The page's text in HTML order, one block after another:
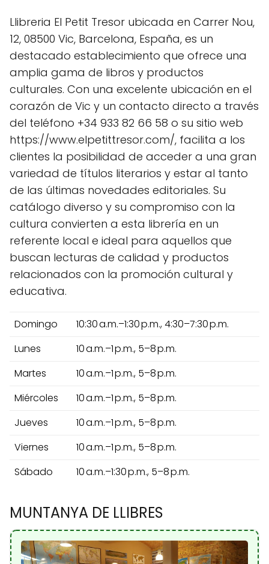
Llibreria El Petit Tresor ubicada en Carrer Nou,
12, 08500 Vic, Barcelona, España, es un
destacado establecimiento que ofrece una
amplia gama de libros y productos
culturales. Con una excelente ubicación en el
corazón de Vic y un contacto directo a través
del teléfono +34 933 82 66 58 o su sitio web
https://www.elpetittresor.com/, facilita a los
clientes la posibilidad de acceder a una gran
variedad de títulos literarios y estar al tanto
de las últimas novedades editoriales. Su
catálogo diverso y su compromiso con la
cultura convierten a esta librería en un
referente local e ideal para aquellos que
buscan lecturas de calidad y productos
relacionados con la promoción cultural y
educativa.
Domingo
10:30 a.m.–1:30 p.m., 4:30–7:30 p.m.
Lunes
10 a.m.–1 p.m., 5–8 p.m.
Martes
10 a.m.–1 p.m., 5–8 p.m.
Miércoles
10 a.m.–1 p.m., 5–8 p.m.
Jueves
10 a.m.–1 p.m., 5–8 p.m.
Viernes
10 a.m.–1 p.m., 5–8 p.m.
Sábado
10 a.m.–1:30 p.m., 5–8 p.m.
MUNTANYA DE LLIBRES